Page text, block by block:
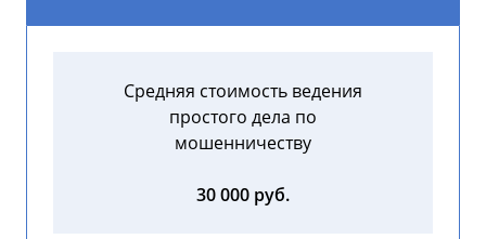
Средняя стоимость ведения
простого дела по
мошенничеству
30 000 руб.